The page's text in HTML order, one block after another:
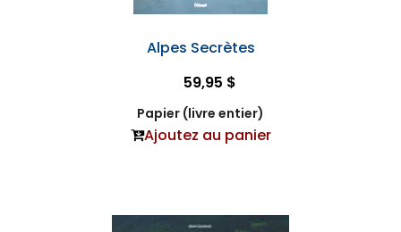
Alpes Secrètes
59,95 $
Papier (livre entier)
Ajoutez au panier